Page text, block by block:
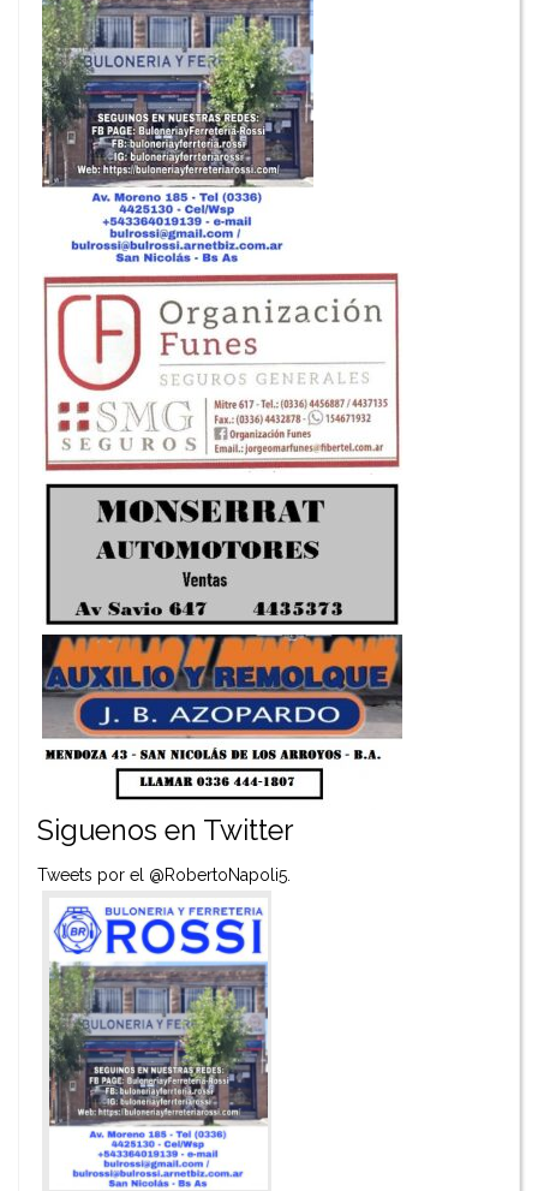
Siguenos en Twitter
Tweets por el @RobertoNapoli5.